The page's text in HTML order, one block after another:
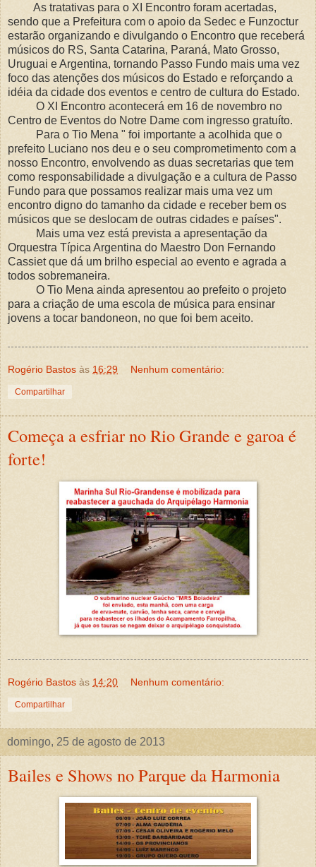
As tratativas para o XI Encontro foram acertadas,
sendo que a Prefeitura com o apoio da Sedec e Funzoctur
estarão organizando e divulgando o Encontro que receberá
músicos do RS, Santa Catarina, Paraná, Mato Grosso,
Uruguai e Argentina, tornando Passo Fundo mais uma vez
foco das atenções dos músicos do Estado e reforçando a
idéia da cidade dos eventos e centro de cultura do Estado.
O XI Encontro acontecerá em 16 de novembro no
Centro de Eventos do Notre Dame com ingresso gratuíto.
Para o Tio Mena " foi importante a acolhida que o
prefeito Luciano nos deu e o seu comprometimento com a
nosso Encontro, envolvendo as duas secretarias que tem
como responsabilidade a divulgação e a cultura de Passo
Fundo para que possamos realizar mais uma vez um
encontro digno do tamanho da cidade e receber bem os
músicos que se deslocam de outras cidades e países".
Mais uma vez está prevista a apresentação da
Orquestra Típica Argentina do Maestro Don Fernando
Cassiet que dá um brilho especial ao evento e agrada a
todos sobremaneira.
O Tio Mena ainda apresentou ao prefeito o projeto
para a criação de uma escola de música para ensinar
jovens a tocar bandoneon, no que foi bem aceito.
Rogério Bastos às 16:29 Nenhum comentário:
Compartilhar
Começa a esfriar no Rio Grande e garoa é
forte!
Rogério Bastos às 14:20 Nenhum comentário:
Compartilhar
domingo, 25 de agosto de 2013
Bailes e Shows no Parque da Harmonia